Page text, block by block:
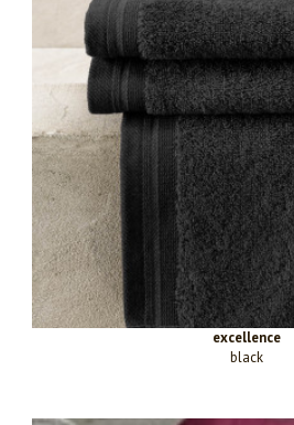
excellence
black